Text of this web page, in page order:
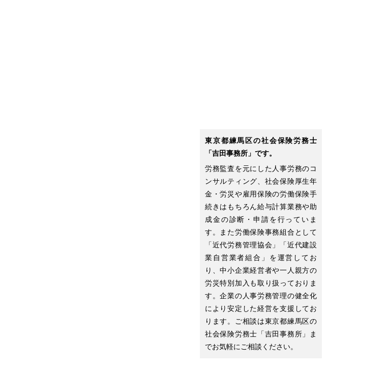
東京都練馬区の社会保険労務士
「吉田事務所」です。
労務監査を元にした人事労務のコ
ンサルティング、社会保険厚生年
金・労災や雇用保険の労働保険手
続きはもちろん給与計算業務や助
成金の診断・申請を行っていま
す。また労働保険事務組合として
「近代労務管理協会」「近代建設
業自営業者組合」を運営してお
り、中小企業経営者や一人親方の
労災特別加入も取り扱っておりま
す。企業の人事労務管理の健全化
により安定した経営を支援してお
ります。ご相談は東京都練馬区の
社会保険労務士「吉田事務所」ま
でお気軽にご相談ください。